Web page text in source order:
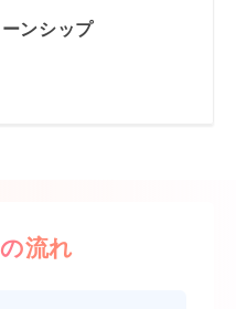
ンシップ
流れ